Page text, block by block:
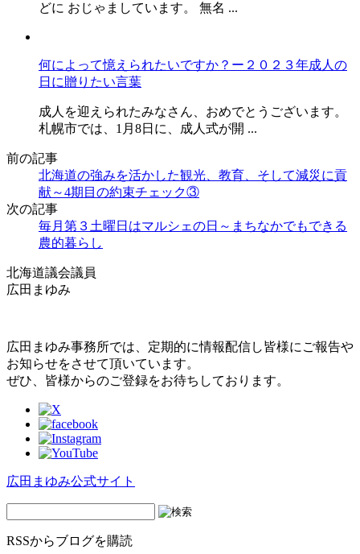
どに おじゃましています。 無名 ...
何によって憶えられたいですか？ー２０２３年成人の
日に贈りたい言葉
成人を迎えられたみなさん、おめでとうございます。
札幌市では、1月8日に、成人式が開 ...
前の記事
北海道の強みを活かした観光、教育、そして減災に貢
献～4期目の約束チェック③
次の記事
毎月第３土曜日はマルシェの日～まちなかでもできる
農的暮らし
北海道議会議員
広田まゆみ
広田まゆみ事務所では、定期的に情報配信し皆様にご報告や
お知らせをさせて頂いています。
ぜひ、皆様からのご登録をお待ちしております。
広田まゆみ公式サイト
RSSからブログを購読